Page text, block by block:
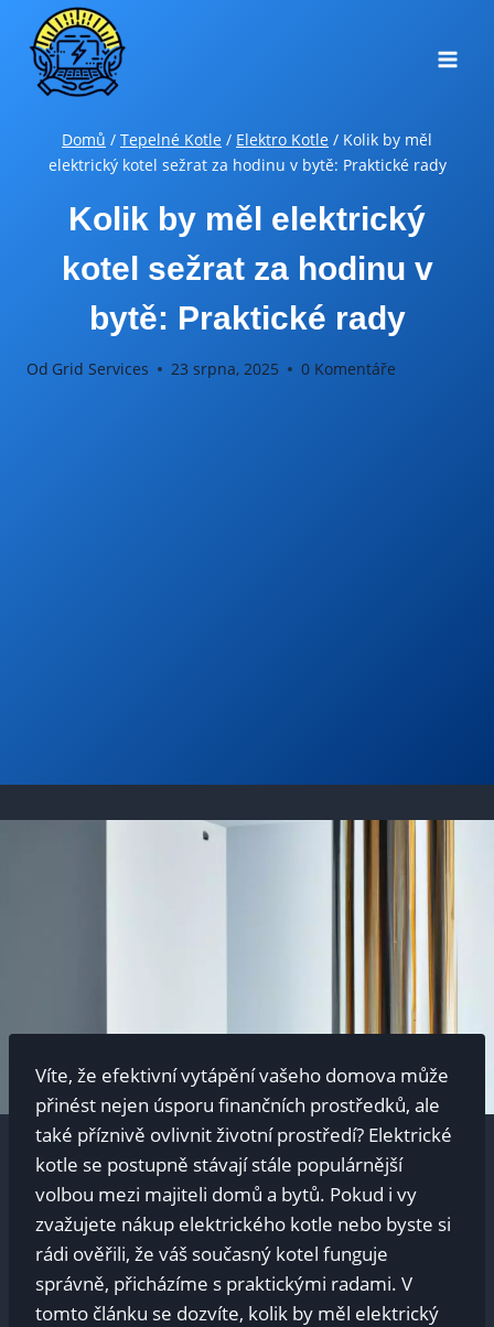
Přeskočit
obsah
Domů / Tepelné Kotle / Elektro Kotle / Kolik by měl
elektrický kotel sežrat za hodinu v bytě: Praktické rady
Kolik by měl elektrický
kotel sežrat za hodinu v
bytě: Praktické rady
Od Grid Services 23 srpna, 2025 0 Komentáře
Víte, ⁣že ⁢efektivní ⁣vytápění vašeho⁤ domova může
přinést nejen úsporu finančních prostředků,⁣ ale
také příznivě⁢ ovlivnit životní prostředí?​ Elektrické⁤
kotle se postupně ‌stávají stále populárnější
volbou mezi⁤ majiteli domů a bytů. Pokud​ i ⁣vy
zvažujete nákup elektrického kotle nebo byste si
rádi ověřili, že⁢ váš současný kotel ‍funguje
správně, přicházíme s praktickými radami. V
tomto článku ‍se dozvíte, kolik by měl elektrický